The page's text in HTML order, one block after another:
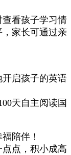
看孩子学习情
家长可通过亲
启孩子的英语
天自主阅读国
陪伴！
点，积小成高